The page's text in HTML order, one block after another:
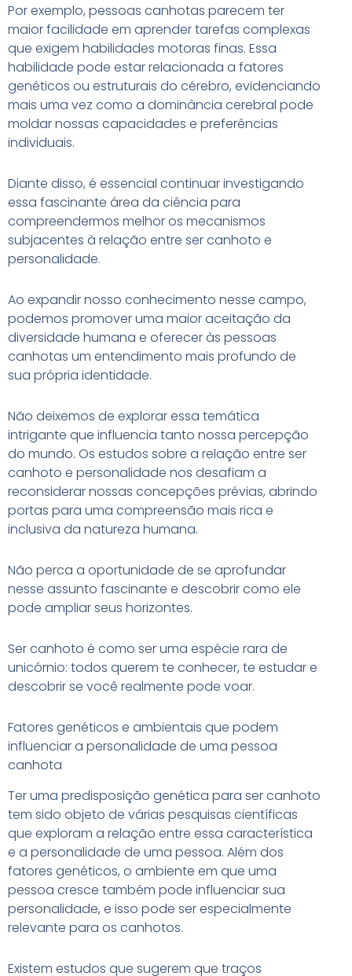
Por exemplo, pessoas canhotas parecem ter
maior facilidade em aprender tarefas complexas
que exigem habilidades motoras finas. Essa
habilidade pode estar relacionada a fatores
genéticos ou estruturais do cérebro, evidenciando
mais uma vez como a dominância cerebral pode
moldar nossas capacidades e preferências
individuais.
Diante disso, é essencial continuar investigando
essa fascinante área da ciência para
compreendermos melhor os mecanismos
subjacentes à relação entre ser canhoto e
personalidade.
Ao expandir nosso conhecimento nesse campo,
podemos promover uma maior aceitação da
diversidade humana e oferecer às pessoas
canhotas um entendimento mais profundo de
sua própria identidade.
Não deixemos de explorar essa temática
intrigante que influencia tanto nossa percepção
do mundo. Os estudos sobre a relação entre ser
canhoto e personalidade nos desafiam a
reconsiderar nossas concepções prévias, abrindo
portas para uma compreensão mais rica e
inclusiva da natureza humana.
Não perca a oportunidade de se aprofundar
nesse assunto fascinante e descobrir como ele
pode ampliar seus horizontes.
Ser canhoto é como ser uma espécie rara de
unicórnio: todos querem te conhecer, te estudar e
descobrir se você realmente pode voar.
Fatores genéticos e ambientais que podem
influenciar a personalidade de uma pessoa
canhota
Ter uma predisposição genética para ser canhoto
tem sido objeto de várias pesquisas científicas
que exploram a relação entre essa característica
e a personalidade de uma pessoa. Além dos
fatores genéticos, o ambiente em que uma
pessoa cresce também pode influenciar sua
personalidade, e isso pode ser especialmente
relevante para os canhotos.
Existem estudos que sugerem que traços